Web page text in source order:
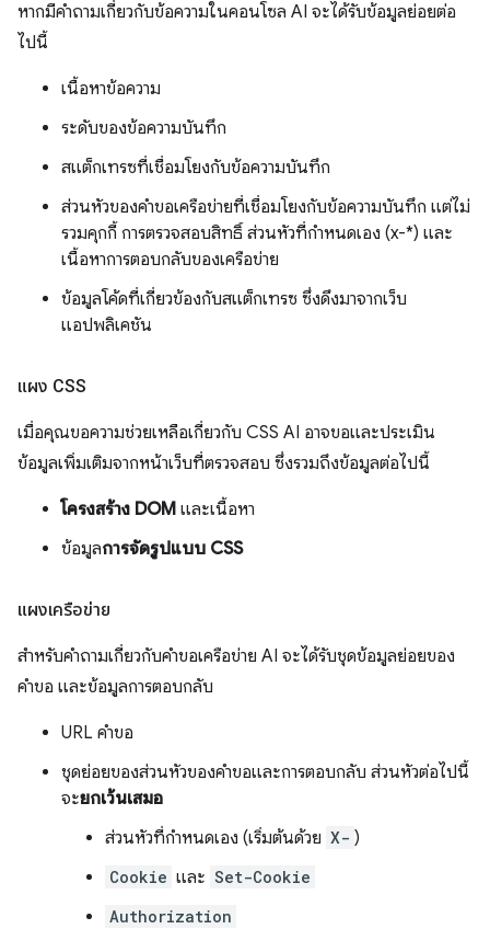
หากมีคำถามเกี่ยวกับข้อความในคอนโซล AI จะได้รับข้อมูลย่อยต่อ
ไปนี้
เนื้อหาข้อความ
ระดับของข้อความบันทึก
สแต็กเทรซที่เชื่อมโยงกับข้อความบันทึก
ส่วนหัวของคำขอเครือข่ายที่เชื่อมโยงกับข้อความบันทึก แต่ไม่
รวมคุกกี้ การตรวจสอบสิทธิ์ ส่วนหัวที่กำหนดเอง (x-*) และ
เนื้อหาการตอบกลับของเครือข่าย
ข้อมูลโค้ดที่เกี่ยวข้องกับสแต็กเทรซ ซึ่งดึงมาจากเว็บ
แอปพลิเคชัน
แผง CSS
เมื่อคุณขอความช่วยเหลือเกี่ยวกับ CSS AI อาจขอและประเมิน
ข้อมูลเพิ่มเติมจากหน้าเว็บที่ตรวจสอบ ซึ่งรวมถึงข้อมูลต่อไปนี้
โครงสร้าง DOM และเนื้อหา
ข้อมูลการจัดรูปแบบ CSS
แผงเครือข่าย
สำหรับคำถามเกี่ยวกับคำขอเครือข่าย AI จะได้รับชุดข้อมูลย่อยของ
คำขอ และข้อมูลการตอบกลับ
URL คำขอ
ชุดย่อยของส่วนหัวของคำขอและการตอบกลับ ส่วนหัวต่อไปนี้
จะยกเว้นเสมอ
ส่วนหัวที่กำหนดเอง (เริ่มต้นด้วย X- )
Cookie และ Set-Cookie
Authorization